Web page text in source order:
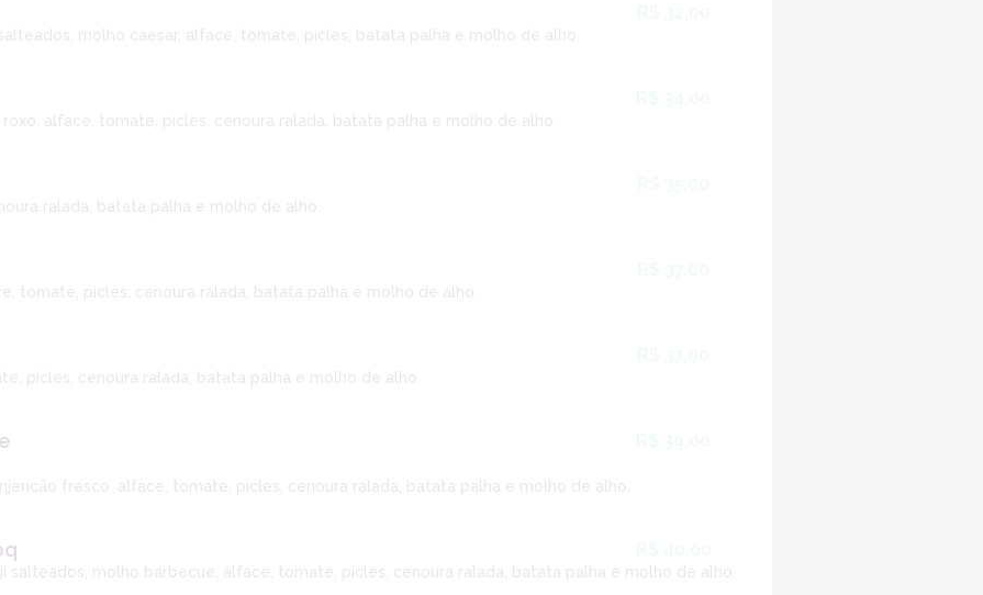
molho caesar, alface, tomate, picles, batata palha e molho de alho.
alface, tomate, picles, cenoura ralada, batata palha e molho de alho.
ralada, batata palha e molho de alho.
tomate, picles, cenoura ralada, batata palha e molho de alho.
picles, cenoura ralada, batata palha e molho de alho.
fresco, alface, tomate, picles, cenoura ralada, batata palha e molho de alho.
salteados, molho barbecue, alface, tomate, picles, cenoura ralada, batata palha e molho de alho.